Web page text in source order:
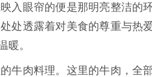
入眼帘的便是那明亮整洁的
处透露着对美食的尊重与热
暖。
牛肉料理。这里的牛肉，全